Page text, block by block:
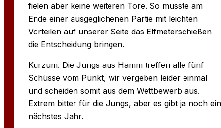
fielen aber keine weiteren Tore. So musste am
Ende einer ausgeglichenen Partie mit leichten
Vorteilen auf unserer Seite das Elfmeterschießen
die Entscheidung bringen.
Kurzum: Die Jungs aus Hamm treffen alle fünf
Schüsse vom Punkt, wir vergeben leider einmal
und scheiden somit aus dem Wettbewerb aus.
Extrem bitter für die Jungs, aber es gibt ja noch ein
nächstes Jahr.